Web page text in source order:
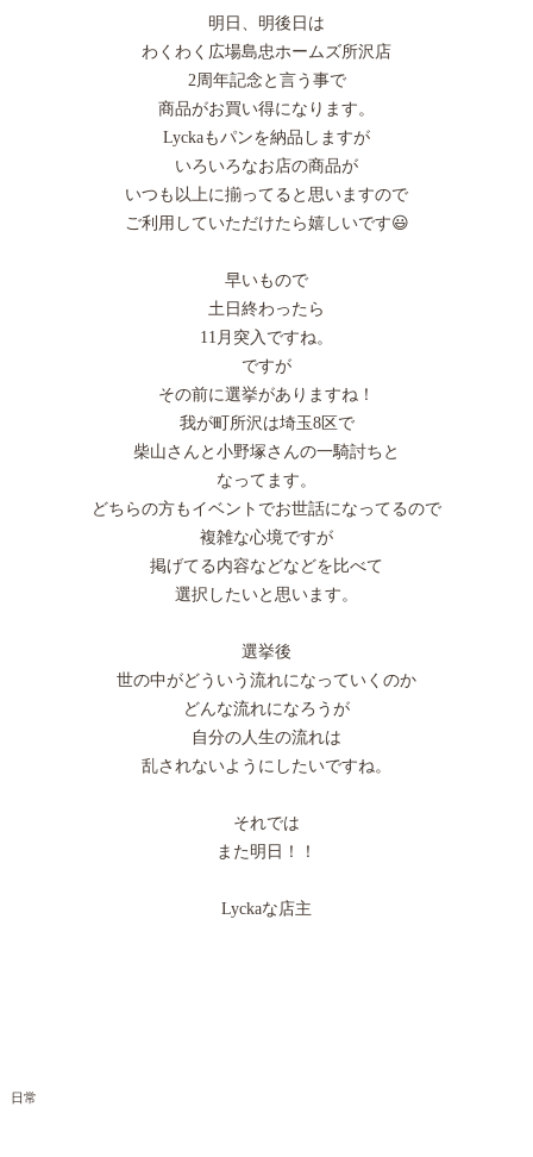
明日、明後日は
わくわく広場島忠ホームズ所沢店
2周年記念と言う事で
商品がお買い得になります。
Lyckaもパンを納品しますが
いろいろなお店の商品が
いつも以上に揃ってると思いますので
ご利用していただけたら嬉しいです😃
早いもので
土日終わったら
11月突入ですね。
ですが
その前に選挙がありますね！
我が町所沢は埼玉8区で
柴山さんと小野塚さんの一騎討ちと
なってます。
どちらの方もイベントでお世話になってるので
複雑な心境ですが
掲げてる内容などなどを比べて
選択したいと思います。
選挙後
世の中がどういう流れになっていくのか
どんな流れになろうが
自分の人生の流れは
乱されないようにしたいですね。
それでは
また明日！！
Lyckaな店主
日常